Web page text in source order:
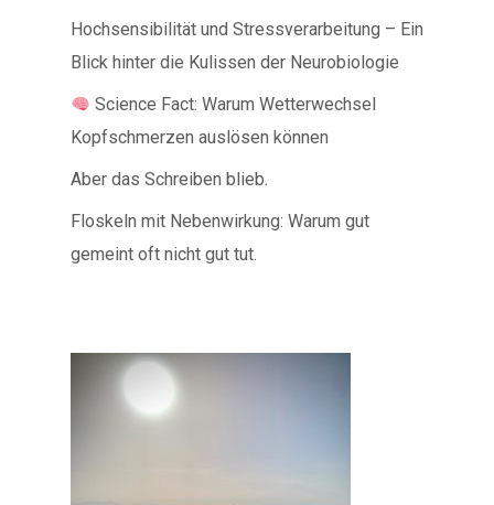
Hochsensibilität und Stressverarbeitung – Ein
Blick hinter die Kulissen der Neurobiologie
Science Fact: Warum Wetterwechsel
Kopfschmerzen auslösen können
Aber das Schreiben blieb.
Floskeln mit Nebenwirkung: Warum gut
gemeint oft nicht gut tut.